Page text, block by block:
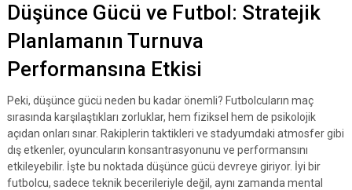
Düşünce Gücü ve Futbol: Stratejik
Planlamanın Turnuva
Performansına Etkisi
Peki, düşünce gücü neden bu kadar önemli? Futbolcuların maç
sırasında karşılaştıkları zorluklar, hem fiziksel hem de psikolojik
açıdan onları sınar. Rakiplerin taktikleri ve stadyumdaki atmosfer gibi
dış etkenler, oyuncuların konsantrasyonunu ve performansını
etkileyebilir. İşte bu noktada düşünce gücü devreye giriyor. İyi bir
futbolcu, sadece teknik becerileriyle değil, aynı zamanda mental